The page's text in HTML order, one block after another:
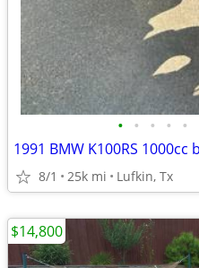
• • • • •
1991 BMW K100RS 1000cc
8/1 25k mi Lufkin, Tx
$14,800